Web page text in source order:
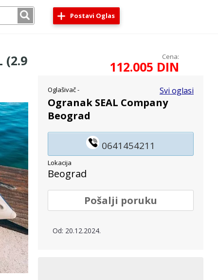
Postavi Oglas
(2.9 Cena:
112.005 DIN
Svi oglasi
Oglašivač -
Ogranak SEAL Company
Beograd
0641454211
Lokacija
Beograd
Pošalji poruku
Od: 20.12.2024.